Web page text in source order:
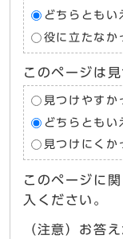
どちらともい
役に立たなか
このページは
見つけやすか
どちらともい
見つけにくか
このページに
入ください。
（注意）お答